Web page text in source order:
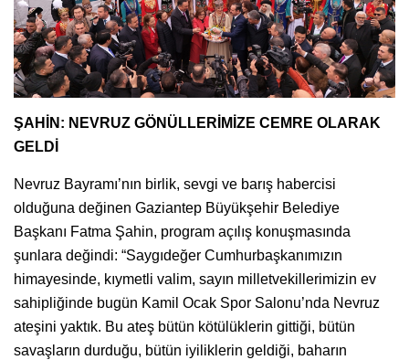
ŞAHİN: NEVRUZ GÖNÜLLERİMİZE CEMRE OLARAK
GELDİ
Nevruz Bayramı’nın birlik, sevgi ve barış habercisi
olduğuna değinen Gaziantep Büyükşehir Belediye
Başkanı Fatma Şahin, program açılış konuşmasında
şunlara değindi: “Saygıdeğer Cumhurbaşkanımızın
himayesinde, kıymetli valim, sayın milletvekillerimizin ev
sahipliğinde bugün Kamil Ocak Spor Salonu’nda Nevruz
ateşini yaktık. Bu ateş bütün kötülüklerin gittiği, bütün
savaşların durduğu, bütün iyiliklerin geldiği, baharın